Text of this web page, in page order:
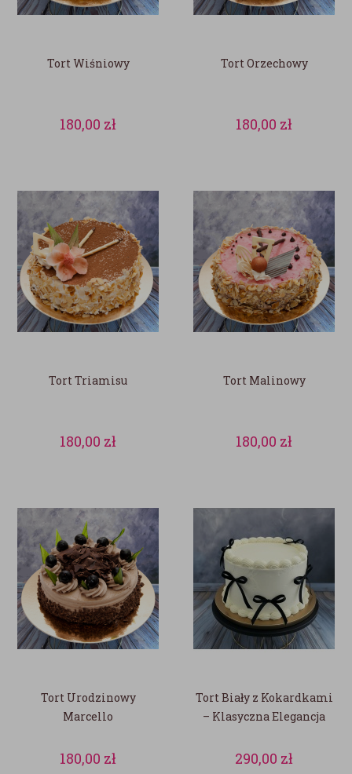
Tort Wiśniowy
180,00 zł
Tort Orzechowy
180,00 zł
Tort Triamisu
180,00 zł
Tort Malinowy
180,00 zł
Tort Urodzinowy
Marcello
180,00 zł
Tort Biały z Kokardkami
– Klasyczna Elegancja
290,00 zł